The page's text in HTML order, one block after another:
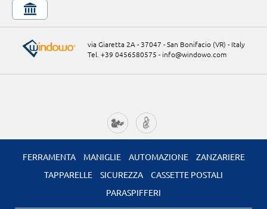
via Giaretta 2A - 37047 - San Bonifacio (VR) - Italy
Tel. +39 0456580575 - info@windowo.com
FERRAMENTA MANIGLIE AUTOMAZIONE
ZANZARIERE
TAPPARELLE
SICUREZZA
CASSETTE POSTALI
PARASPIFFERI